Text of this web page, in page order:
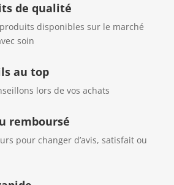
de qualité
disponibles sur le marché
soin
au top
lors de vos achats
remboursé
pour changer d’avis, satisfait ou